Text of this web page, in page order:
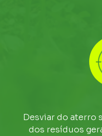
Desviar do aterro
dos resíduos